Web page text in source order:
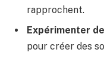
rapprochent.
Expérimenter
pour créer des